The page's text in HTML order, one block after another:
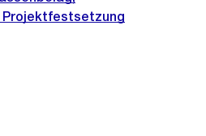
Projektfestsetzung